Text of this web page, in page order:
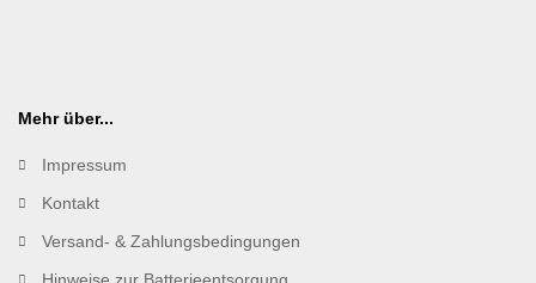
Mehr über...
Impressum
Kontakt
Versand- & Zahlungsbedingungen